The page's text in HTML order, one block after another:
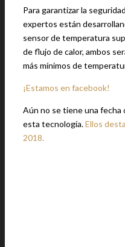
Para garantizar la
expertos están
sensor de temperatura
de flujo de calor, ambos
más mínimos de
¡Estamos en facebook!
Aún no se tiene una fecha
esta tecnología.Ellos
2018.